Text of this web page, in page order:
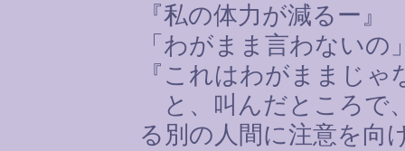
『私の体力が減るー』
「わがまま言わないの
『これはわがままじゃ
と、叫んだところで
る別の人間に注意を向